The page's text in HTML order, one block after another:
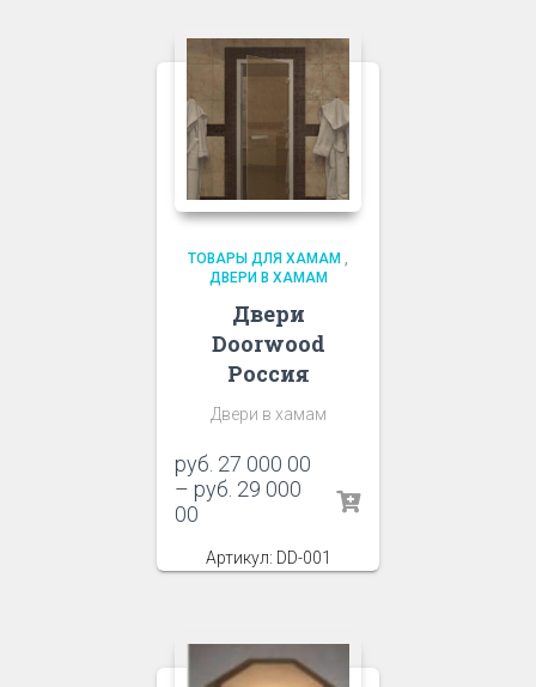
ТОВАРЫ ДЛЯ ХАМАМ ,
ДВЕРИ В ХАМАМ
Двери
Doorwood
Россия
Двери в хамам
руб. 27 000 00
– руб. 29 000
00
Артикул: DD-001